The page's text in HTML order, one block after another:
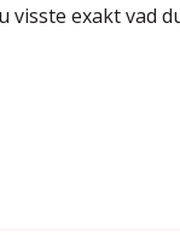
exakt vad